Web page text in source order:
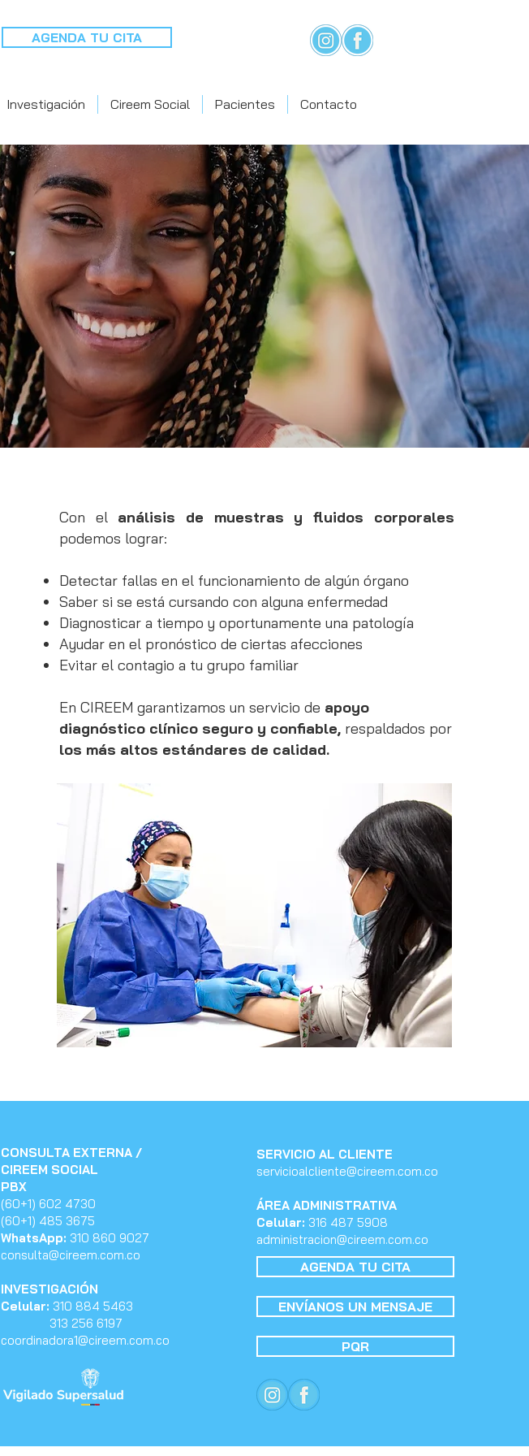
AGENDA TU CITA
Investigación Cireem Social Pacientes Contacto
Con el análisis de muestras y fluidos corporales
podemos lograr:
Detectar fallas en el funcionamiento de algún órgano
Saber si se está cursando con alguna enfermedad
Diagnosticar a tiempo y oportunamente una patología
Ayudar en el pronóstico de ciertas afecciones
Evitar el contagio a tu grupo familiar
En CIREEM garantizamos un servicio de apoyo
diagnóstico clínico seguro y confiable,respaldados por
los más altos estándares de calidad.
CONSULTA EXTERNA /
CIREEM SOCIAL
PBX
(60+1) 602 4730
(60+1) 485 3675
WhatsApp: 310 860 9027
consulta@cireem.com.co
INVESTIGACIÓN
Celular: 310 884 5463
313 256 6197
coordinadora1@cireem.com.co
SERVICIO AL CLIENTE
servicioalcliente@cireem.com.co
ÁREA ADMINISTRATIVA
Celular: 316 487 5908
administracion@cireem.com.co
AGENDA TU CITA
ENVÍANOS UN MENSAJE
PQR